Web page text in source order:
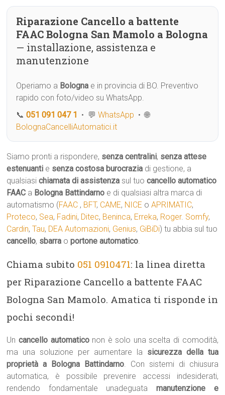
Riparazione Cancello a battente
FAAC Bologna San Mamolo a Bologna
— installazione, assistenza e
manutenzione
Operiamo a Bologna e in provincia di BO. Preventivo
rapido con foto/video su WhatsApp.
📞051 091 047 1 • 💬WhatsApp • 🌐
BolognaCancelliAutomatici.it
Siamo pronti a rispondere, senza centralini, senza attese
estenuanti e senza costosa burocrazia di gestione, a
qualsiasichiamata di assistenza sul tuocancello automatico
FAAC a Bologna Battindarno e di qualsiasi altra marca di
automatismo (FAAC , BFT, CAME, NICE oAPRIMATIC,
Proteco, Sea, Fadini, Ditec, Beninca, Erreka, Roger. Somfy,
Cardin,Tau, DEA Automazioni, Genius, GiBiDi) tu abbia sul tuo
cancello, sbarra oportone automatico.
Chiama subito 051 0910471: la linea diretta
per Riparazione Cancello a battente FAAC
Bologna San Mamolo. Amatica ti risponde in
pochi secondi!
Uncancello automaticonon è solo una scelta di comodità,
ma una soluzione per aumentare la sicurezza della tua
proprietà a Bologna Battindarno. Con sistemi di chiusura
automatica, è possibile prevenire accessi indesiderati,
rendendo fondamentale unadeguatamanutenzione e